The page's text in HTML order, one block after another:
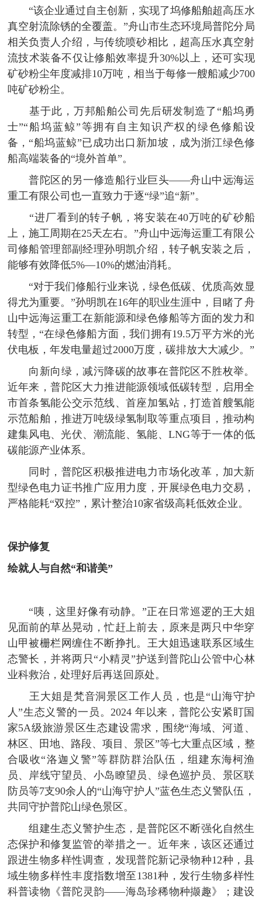
“该企业通过自主创新，实现了坞修船舶超高压水
真空射流除锈的全覆盖。”舟山市生态环境局普陀分局
相关负责人介绍，与传统喷砂相比，超高压水真空射
流技术装备不仅让修船效率提升30%以上，还可实现
矿砂粉尘年度减排10万吨，相当于每修一艘船减少700
吨矿砂粉尘。
基于此，万邦船舶公司先后研发制造了“船坞勇
士”“船坞蓝鲸”等拥有自主知识产权的绿色修船设
备，“船坞蓝鲸”已成功出口新加坡，成为浙江绿色修
船高端装备的“境外首单”。
普陀区的另一修造船行业巨头——舟山中远海运
重工有限公司也一直致力于逐“绿”追“新”。
“进厂看到的转子帆，将安装在40万吨的矿砂船
上，施工周期在25天左右。”舟山中远海运重工有限公
司修船管理部副经理孙明凯介绍，转子帆安装之后，
能够有效降低5%—10%的燃油消耗。
“对于我们修船行业来说，绿色低碳、优质高效显
得尤为重要。”孙明凯在16年的职业生涯中，目睹了舟
山中远海运重工在新能源和绿色修船等方面的发力和
转型，“在绿色修船方面，我们拥有19.5万平方米的光
伏电板，年发电量超过2000万度，碳排放大大减少。”
向新向绿，减污降碳的故事在普陀区不胜枚举。
近年来，普陀区大力推进能源领域低碳转型，启用全
市首条氢能公交示范线、首座加氢站，打造首艘氢能
示范船舶，推进万吨级绿氢制取等重点项目，推动构
建集风电、光伏、潮流能、氢能、LNG等于一体的低
碳能源产业体系。
同时，普陀区积极推进电力市场化改革，加大新
型绿色电力证书推广应用力度，开展绿色电力交易，
严格能耗“双控”，累计整治10家省级高耗低效企业。
保护修复
绘就人与自然“和谐美”
“咦，这里好像有动静。”正在日常巡逻的王大姐
见面前的草丛晃动，忙赶上前去，原来是两只中华穿
山甲被栅栏网缠住不断挣扎。王大姐迅速联系区域生
态警长，并将两只“小精灵”护送到普陀山公管中心林
业科救治，处理好后再送回原处。
王大姐是梵音洞景区工作人员，也是“山海守护
人”生态义警的一员。2024 年以来，普陀公安紧盯国
家5A级旅游景区生态建设需求，围绕“海域、河道、
林区、田地、路段、项目、景区”等七大重点区域，整
合吸收“洛迦义警”等群防群治队伍，组建东海柯渔
员、岸线守望员、小岛瞭望员、绿色巡护员、景区联
防员等7支90余人的“山海守护人”蓝色生态义警队伍，
共同守护普陀山绿色景区。
组建生态义警护生态，是普陀区不断强化自然生
态保护和修复监管的举措之一。近年来，该区还通过
跟进生物多样性调查，发现普陀新记录物种12种，县
域生物多样性丰度指数增至1381种，发行生物多样性
科普读物《普陀灵韵——海岛珍稀物种撷趣》；建设